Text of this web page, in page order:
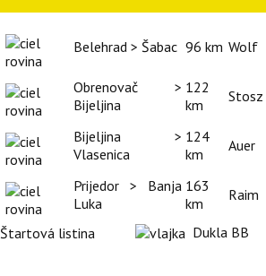
Belehrad > Šabac 96 km Wolf
Obrenovač >
Bijeljina
122
km
Stosz
Bijeljina >
Vlasenica
124
km
Auer
Prijedor > Banja
Luka
163
km
Raim
Štartová listina Dukla BB